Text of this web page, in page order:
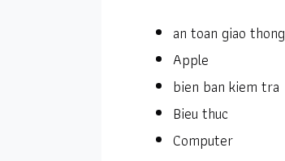
an toan giao thong
Apple
bien ban kiem tra
Bieu thuc
Computer